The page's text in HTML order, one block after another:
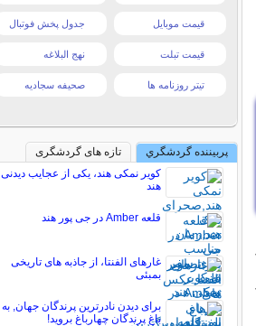
قیمت موبایل جدول پخش فوتبال
قیمت تبلت نهج البلاغه
تیتر روزنامه ها صحیفه سجادیه
پربیننده گردشگري
تازه های گردشگری
کویر نمکی هند، یکی از عجایب دیدنی
هند
قلعه Amber در جی پور هند
غارهای الفنتا، از جاذبه های تاریخی
بمبئی
برای دیدن نادرترین پرندگان جهان, به
باغ پرندگان چهارباغ بروید!